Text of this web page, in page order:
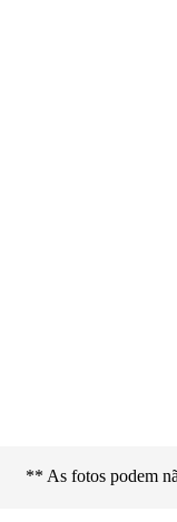
** As fotos podem